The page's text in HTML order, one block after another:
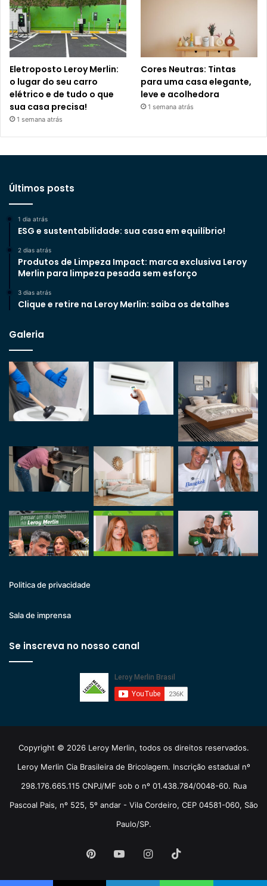
Eletroposto Leroy Merlin:
o lugar do seu carro
elétrico e de tudo o que
sua casa precisa!
1 semana atrás
Cores Neutras: Tintas
para uma casa elegante,
leve e acolhedora
1 semana atrás
Últimos posts
1 dia atrás
ESG e sustentabilidade: sua casa em equilíbrio!
2 dias atrás
Produtos de Limpeza Impact: marca exclusiva Leroy
Merlin para limpeza pesada sem esforço
3 dias atrás
Clique e retire na Leroy Merlin: saiba os detalhes
Galeria
Politica de privacidade
Sala de imprensa
Se inscreva no nosso canal
Copyright © 2026 Leroy Merlin, todos os direitos reservados.
Leroy Merlin Cia Brasileira de Bricolagem. Inscrição estadual nº
298.176.665.115 CNPJ/MF sob o nº 01.438.784/0048-60. Rua
Pascoal Pais, nº 525, 5º andar - Vila Cordeiro, CEP 04581-060, São
Paulo/SP.
PinterestYouTubeInstagram